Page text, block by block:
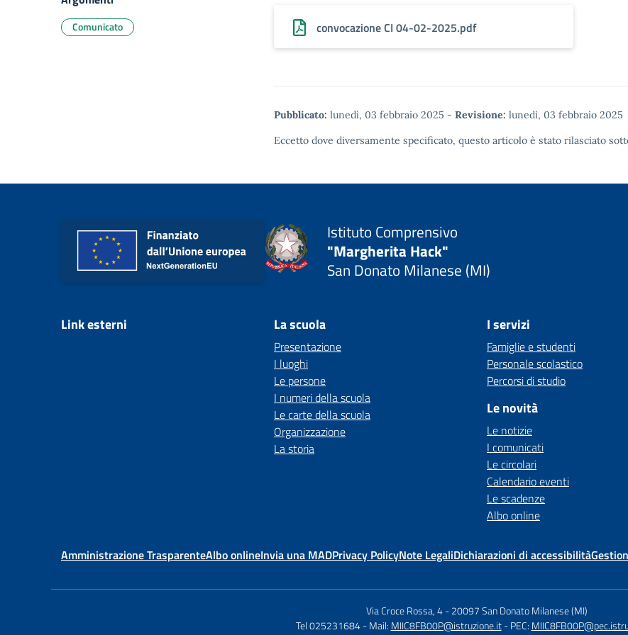
convocazione CI 04-02-2025.pdf
Pubblicato: lunedì, 03 febbraio 2025 - Revisione: lunedì, 03 febbraio 2025
Eccetto dove diversamente specificato, questo articolo è stato rilasciato
Comunicato
Istituto Comprensivo
"Margherita Hack"
San Donato Milanese (MI)
Link esterni La scuola
Presentazione
I luoghi
Le persone
I numeri della scuola
Le carte della scuola
Organizzazione
La storia
I servizi
Famiglie e studenti
Personale scolastico
Percorsi di studio
Le novità
Le notizie
I comunicati
Le circolari
Calendario eventi
Le scadenze
Albo online
Amministrazione TrasparenteAlbo onlineInvia una MADPrivacy PolicyNote LegaliDichiarazioni di accessibilità
Via Croce Rossa, 4-20097 San Donato Milanese (MI)
Tel 025231684 - Mail: MIIC8FB00P@istruzione.it - PEC: